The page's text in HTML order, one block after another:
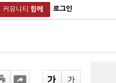
커뮤니티 함께 로그인